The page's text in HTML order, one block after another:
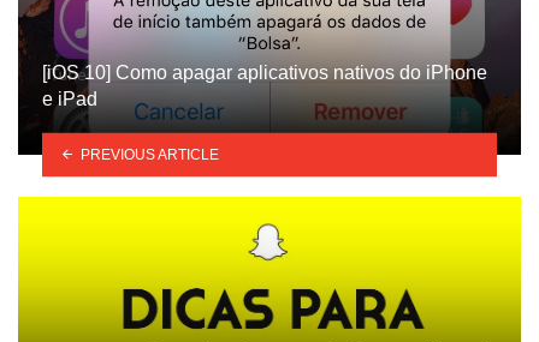
[iOS 10] Como apagar aplicativos nativos do iPhone
e iPad
PREVIOUS ARTICLE